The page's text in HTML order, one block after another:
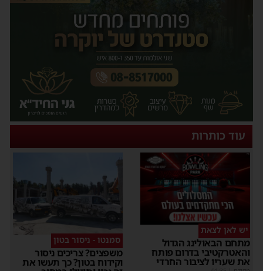
עוד כותרות
יש לאן לצאת
מתחם הבאולינג הגדול
והאטרקטיבי בדרום פותח
את שעריו לציבור החרדי
סמנטו - ניסור בטון
משפצים? צריכים ניסור
וקידוח בטון? כך תעשו את